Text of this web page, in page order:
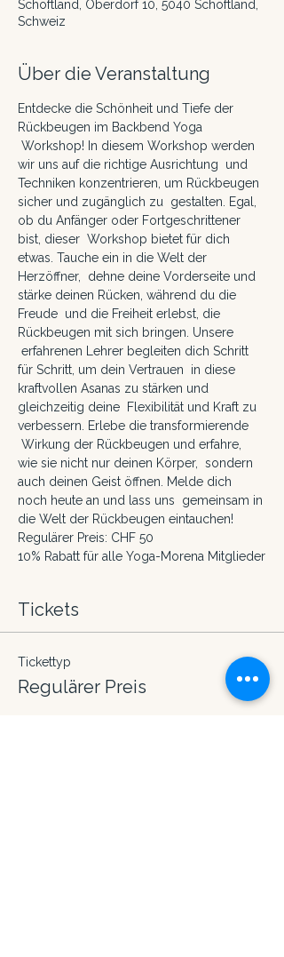
Schöftland, Oberdorf 10, 5040 Schöftland,
Schweiz
Über die Veranstaltung
Entdecke die Schönheit und Tiefe der
Rückbeugen im Backbend Yoga
Workshop! In diesem Workshop werden
wir uns auf die richtige Ausrichtung  und
Techniken konzentrieren, um Rückbeugen
sicher und zugänglich zu  gestalten. Egal,
ob du Anfänger oder Fortgeschrittener
bist, dieser  Workshop bietet für dich
etwas. Tauche ein in die Welt der
Herzöffner,  dehne deine Vorderseite und
stärke deinen Rücken, während du die
Freude  und die Freiheit erlebst, die
Rückbeugen mit sich bringen. Unsere
erfahrenen Lehrer begleiten dich Schritt
für Schritt, um dein Vertrauen  in diese
kraftvollen Asanas zu stärken und
gleichzeitig deine  Flexibilität und Kraft zu
verbessern. Erlebe die transformierende
Wirkung der Rückbeugen und erfahre,
wie sie nicht nur deinen Körper,  sondern
auch deinen Geist öffnen. Melde dich
noch heute an und lass uns  gemeinsam in
die Welt der Rückbeugen eintauchen!
Regulärer Preis: CHF 50
10% Rabatt für alle Yoga-Morena Mitglieder
Tickets
Tickettyp
Regulärer Preis